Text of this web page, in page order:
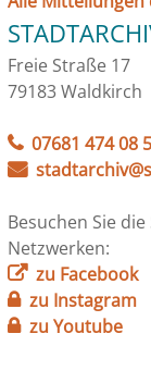
Freie Straße 17
79183 Waldkirch
07681 474 08
Besuchen Sie
Netzwerken:
zu Facebook
zu Instagram
zu Youtube